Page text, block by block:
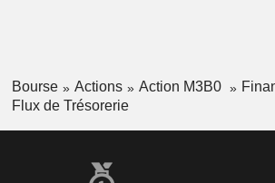
Bourse Actions Action M3B0
Flux de Trésorerie